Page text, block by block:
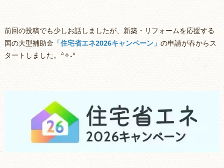
前回の投稿でも少しお話しましたが、新築・リフォームを応援する
国の大型補助金 「住宅省エネ2026キャンペーン」 の申請が春からス
タートしました。꙳✧˖°